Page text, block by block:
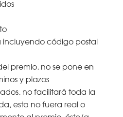
código postal
premio, no se pone en
y plazos
no facilitará toda la
esta no fuera real o